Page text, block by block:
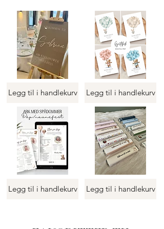
Legg til i handlekurv
Legg til i handlekurv
Legg til i handlekurv
Legg til i handlekurv